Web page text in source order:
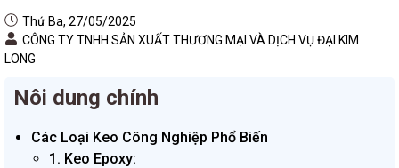
Thứ Ba, 27/05/2025
CÔNG TY TNHH SẢN XUẤT THƯƠNG MẠI VÀ DỊCH VỤ ĐẠI KIM
LONG
Nôi dung chính
Các Loại Keo Công Nghiệp Phổ Biến
1. Keo Epoxy: